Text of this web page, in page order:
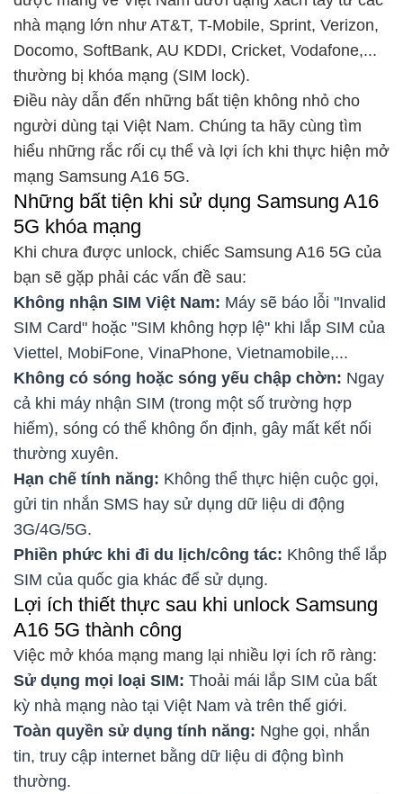
nhà mạng lớn như AT&T, T-Mobile, Sprint, Verizon,
Docomo, SoftBank, AU KDDI, Cricket, Vodafone,...
thường bị khóa mạng (SIM lock).
Điều này dẫn đến những bất tiện không nhỏ cho
người dùng tại Việt Nam. Chúng ta hãy cùng tìm
hiểu những rắc rối cụ thể và lợi ích khi thực hiện mở
mạng Samsung A16 5G.
Những bất tiện khi sử dụng Samsung A16
5G khóa mạng
Khi chưa được unlock, chiếc Samsung A16 5G của
bạn sẽ gặp phải các vấn đề sau:
Không nhận SIM Việt Nam: Máy sẽ báo lỗi "Invalid
SIM Card" hoặc "SIM không hợp lệ" khi lắp SIM của
Viettel, MobiFone, VinaPhone, Vietnamobile,...
Không có sóng hoặc sóng yếu chập chờn: Ngay
cả khi máy nhận SIM (trong một số trường hợp
hiếm), sóng có thể không ổn định, gây mất kết nối
thường xuyên.
Hạn chế tính năng: Không thể thực hiện cuộc gọi,
gửi tin nhắn SMS hay sử dụng dữ liệu di động
3G/4G/5G.
Phiền phức khi đi du lịch/công tác: Không thể lắp
SIM của quốc gia khác để sử dụng.
Lợi ích thiết thực sau khi unlock Samsung
A16 5G thành công
Việc mở khóa mạng mang lại nhiều lợi ích rõ ràng:
Sử dụng mọi loại SIM: Thoải mái lắp SIM của bất
kỳ nhà mạng nào tại Việt Nam và trên thế giới.
Toàn quyền sử dụng tính năng: Nghe gọi, nhắn
tin, truy cập internet bằng dữ liệu di động bình
thường.